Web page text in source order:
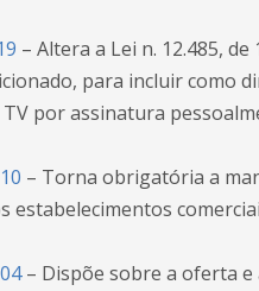
– Altera a Lei n. 12.485,
para incluir como
TV por assinatura
– Torna obrigatória a
estabelecimentos
– Dispõe sobre a oferta e